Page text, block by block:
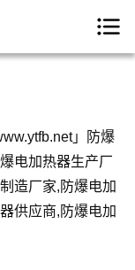
」防爆
电加热器生产厂
造厂家,防爆电加
供应商,防爆电加